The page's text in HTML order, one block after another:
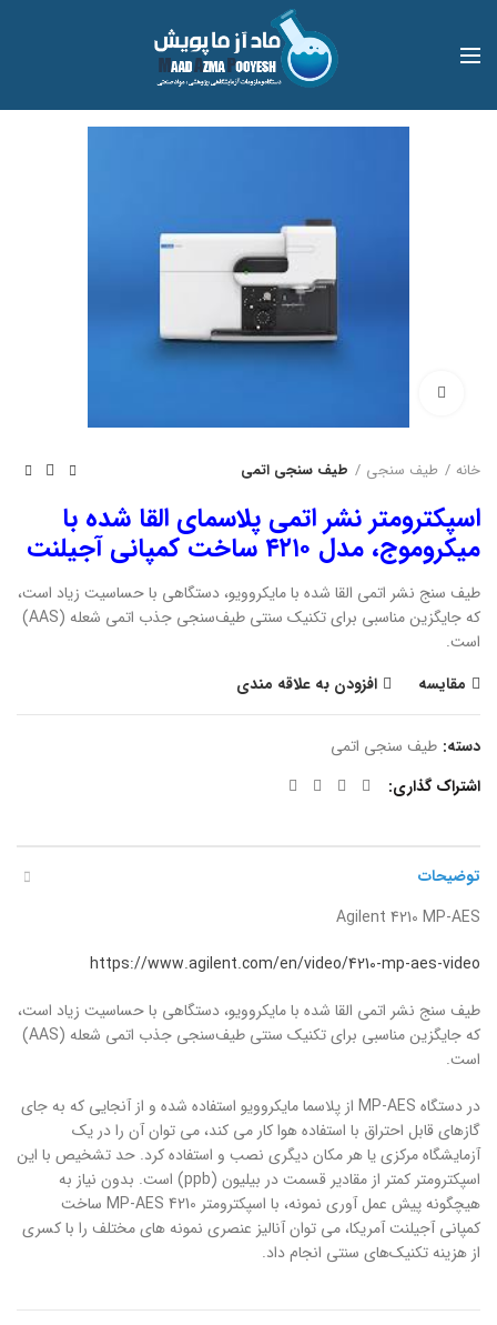
خانه طیف سنجی طیف سنجی اتمی
اسپکترومتر نشر اتمی پلاسمای القا شده با
میکروموج، مدل ۴۲۱۰ ساخت کمپانی آجیلنت
طیف سنج نشر اتمی القا شده با مایکروویو، دستگاهی با حساسیت زیاد است،
که جایگزین مناسبی برای تکنیک سنتی طیف‌سنجی جذب اتمی شعله (AAS)
است.
مقایسه
افزودن به علاقه مندی
دسته: طیف سنجی اتمی
اشتراک گذاری
توضیحات
Agilent 4210 MP-AES
https://www.agilent.com/en/video/4210-mp-aes-video
طیف سنج نشر اتمی القا شده با مایکروویو، دستگاهی با حساسیت زیاد است،
که جایگزین مناسبی برای تکنیک سنتی طیف‌سنجی جذب اتمی شعله (AAS)
است.
در دستگاه MP-AES از پلاسما مایکروویو استفاده شده و از آنجایی که به جای
گازهای قابل احتراق با استفاده هوا کار می کند، می توان آن را در یک
آزمایشگاه مرکزی یا هر مکان دیگری نصب و استفاده کرد. حد تشخیص با این
اسپکترومتر کمتر از مقادیر قسمت در بیلیون (ppb) است. بدون نیاز به
هیچگونه پیش عمل آوری نمونه، با اسپکترومتر MP-AES 4210 ساخت
کمپانی آجیلنت آمریکا، می توان آنالیز عنصری نمونه های مختلف را با کسری
از هزینه تکنیک‌های سنتی انجام داد.